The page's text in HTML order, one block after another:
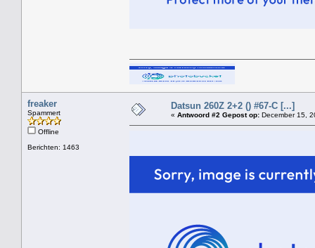
freaker
Spammert
Offline
Berichten: 1463
Datsun 260Z 2+2 () #67-C [...]
« Antwoord #2 Gepost op: December 15,